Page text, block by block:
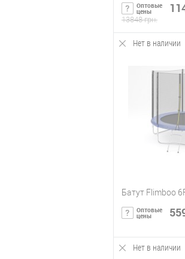
Оптовые
цены
13848 грн.
Купить в 1
Нет в наличии
Батут Flimboo
Оптовые
цены
Нет в наличии